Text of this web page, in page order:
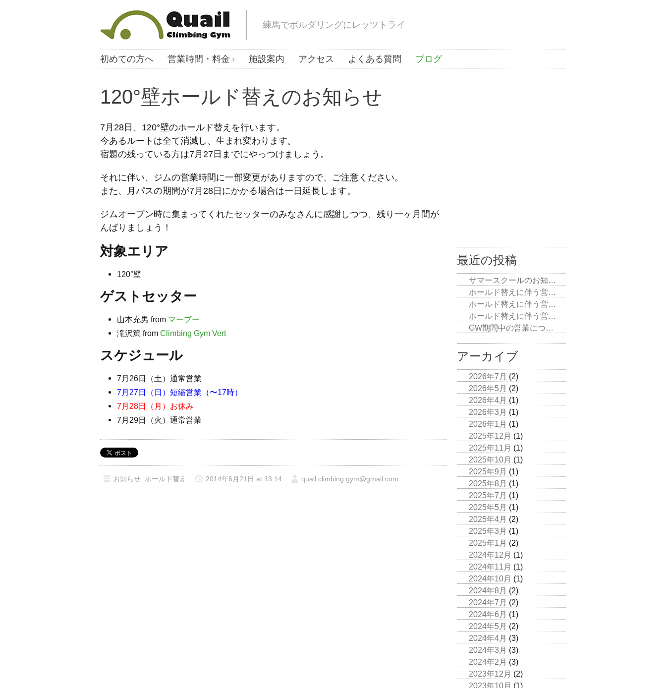
練馬でボルダリングにレッツトライ
初めての方へ 営業時間・料金 施設案内 アクセス よくある質問 ブログ
120°壁ホールド替えのお知らせ
7月28日、120°壁のホールド替えを行います。
今あるルートは全て消滅し、生まれ変わります。
宿題の残っている方は7月27日までにやっつけましょう。
それに伴い、ジムの営業時間に一部変更がありますので、ご注意ください。
また、月パスの期間が7月28日にかかる場合は一日延長します。
ジムオープン時に集まってくれたセッターのみなさんに感謝しつつ、残り一ヶ月間が
んばりましょう！
対象エリア
120°壁
ゲストセッター
山本充男 from マーブー
滝沢篤 from Climbing Gym Vert
スケジュール
7月26日（土）通常営業
7月27日（日）短縮営業（〜17時）
7月28日（月）お休み
7月29日（火）通常営業
お知らせ ホールド替え 2014年6月21日 at 13:14 quail.climbing.gym@gmail.com
最近の投稿
サマースクールのお知…
ホールド替えに伴う営…
ホールド替えに伴う営…
ホールド替えに伴う営…
GW期間中の営業につ…
アーカイブ
2026年7月 (2)
2026年5月 (2)
2026年4月 (1)
2026年3月 (1)
2026年1月 (1)
2025年12月 (1)
2025年11月 (1)
2025年10月 (1)
2025年9月 (1)
2025年8月 (1)
2025年7月 (1)
2025年5月 (1)
2025年4月 (2)
2025年3月 (1)
2025年1月 (2)
2024年12月 (1)
2024年11月 (1)
2024年10月 (1)
2024年8月 (2)
2024年7月 (2)
2024年6月 (1)
2024年5月 (2)
2024年4月 (3)
2024年3月 (3)
2024年2月 (3)
2023年12月 (2)
2023年10月 (1)